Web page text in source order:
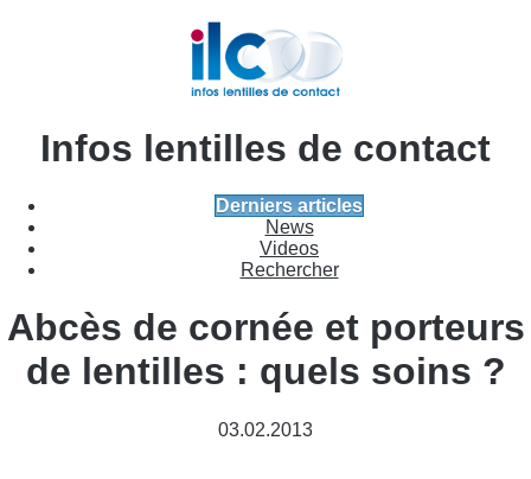
Infos lentilles de contact
Derniers articles
News
Videos
Rechercher
Abcès de cornée et porteurs
de lentilles : quels soins ?
03.02.2013